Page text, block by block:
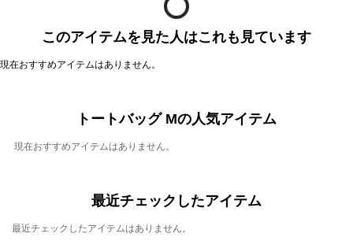
このアイテムを見た人はこれも見ています
現在おすすめアイテムはありません。
トートバッグ Mの人気アイテム
現在おすすめアイテムはありません。
最近チェックしたアイテム
最近チェックしたアイテムはありません。